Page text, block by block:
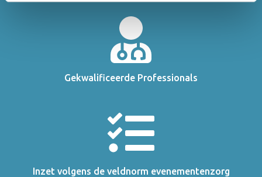
Gekwalificeerde Professionals
Inzet volgens de veldnorm evenementenzorg